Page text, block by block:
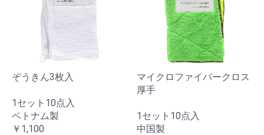
ぞうきん3枚入
1セット10点入
ベトナム製
￥1,100
マイクロファイバークロス
厚手
1セット10点入
中国製